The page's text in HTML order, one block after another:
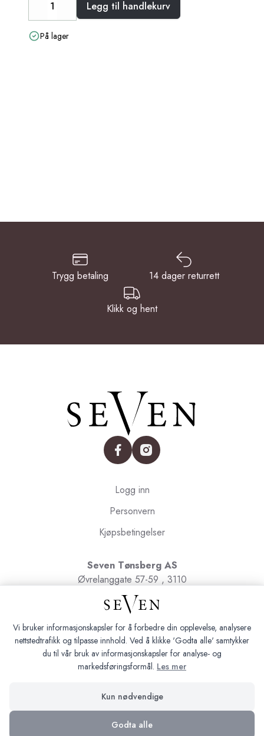
DecreaseIncreaseLegg til handlekurv
På lager
Trygg betaling 14 dager returrett
Klikk og hent
facebookinstagram
Logg inn
Personvern
Kjøpsbetingelser
Seven Tønsberg AS
Øvrelanggate 57-59 , 3110
Tønsberg
Org.nr. 991091580
Siden driftes avShoplabs
Vi bruker informasjonskapsler for å forbedre din opplevelse, analysere
nettstedtrafikk og tilpasse innhold. Ved å klikke 'Godta alle' samtykker
du til vår bruk av informasjonskapsler for analyse- og
markedsføringsformål. Les mer
Kun nødvendige
Godta alle